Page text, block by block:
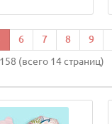
6 7 8 9
(всего 14 страниц)